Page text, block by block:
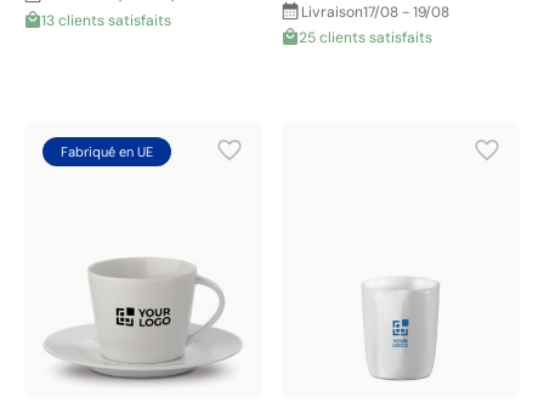
13 clients satisfaits
Livraison17/08 - 19/08
25 clients satisfaits
Fabriqué en UE